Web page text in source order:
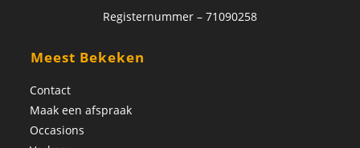
Registernummer – 71090258
Meest Bekeken
Contact
Maak een afspraak
Occasions